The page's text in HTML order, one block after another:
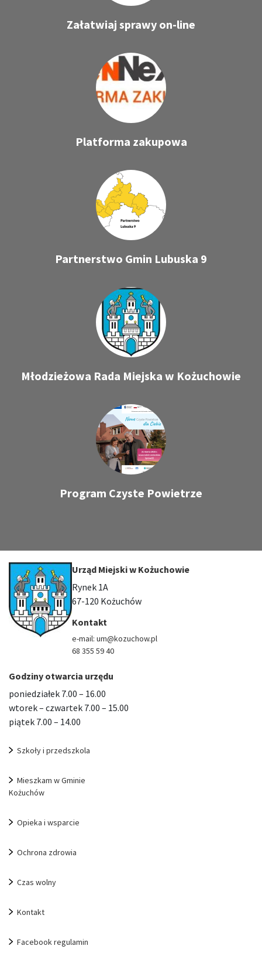
Załatwiaj sprawy on-line
Platforma zakupowa
Partnerstwo Gmin Lubuska 9
Młodzieżowa Rada Miejska w Kożuchowie
Program Czyste Powietrze
Urząd Miejski w Kożuchowie
Rynek 1A
67-120 Kożuchów
Kontakt
e-mail: um@kozuchow.pl
68 355 59 40
Godziny otwarcia urzędu
poniedziałek 7.00 – 16.00
wtorek – czwartek 7.00 – 15.00
piątek 7.00 – 14.00
Szkoły i przedszkola
Mieszkam w Gminie
Kożuchów
Opieka i wsparcie
Ochrona zdrowia
Czas wolny
Kontakt
Facebook regulamin